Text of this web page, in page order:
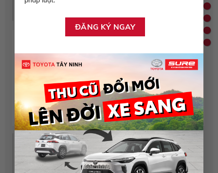
tỷ lệ khi nhiên liệu, góp phần tối ưu hóa công suất động
cơ và tiêu hao nhiên liệu.
Hệ thống kiểm soát lực kéo (TRC)
Hệ thống TRC tác động lên áp suất phanh ở mỗi bánh xe,
nhờ đó giúp chiếc xe có thể dễ dàng tăng tốc và khởi
hành trên đường trơn trượt.